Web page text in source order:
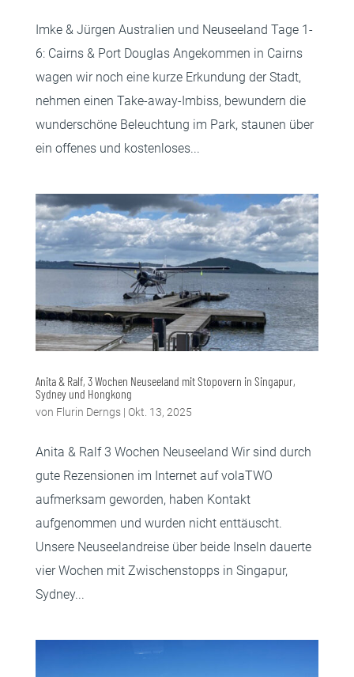
Imke & Jürgen Australien und Neuseeland Tage 1-
6: Cairns & Port Douglas Angekommen in Cairns
wagen wir noch eine kurze Erkundung der Stadt,
nehmen einen Take-away-Imbiss, bewundern die
wunderschöne Beleuchtung im Park, staunen über
ein offenes und kostenloses...
Anita & Ralf, 3 Wochen Neuseeland mit Stopovern in Singapur,
Sydney und Hongkong
von Flurin Derngs| Okt. 13, 2025
Anita & Ralf 3 Wochen Neuseeland Wir sind durch
gute Rezensionen im Internet auf volaTWO
aufmerksam geworden, haben Kontakt
aufgenommen und wurden nicht enttäuscht.
Unsere Neuseelandreise über beide Inseln dauerte
vier Wochen mit Zwischenstopps in Singapur,
Sydney...